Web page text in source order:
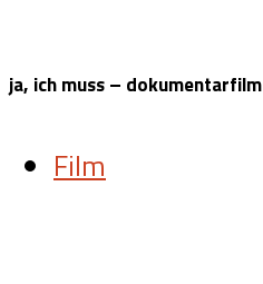
ja, ich muss – dokumentarfilm
Film